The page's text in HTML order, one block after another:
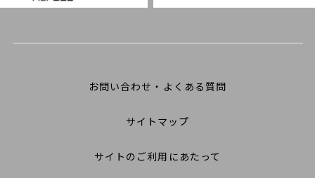
お問い合わせ・よくある質問
サイトマップ
サイトのご利用にあたって